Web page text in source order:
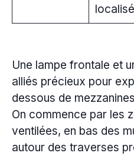
Une lampe frontale et
alliés précieux pour
dessous de
On commence par les
ventilées, en bas des
autour des traverses